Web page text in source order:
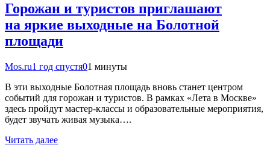
Горожан и туристов приглашают
на яркие выходные на Болотной
площади
Mos.ru1 год спустя01 минуты
В эти выходные Болотная площадь вновь станет центром
событий для горожан и туристов. В рамках «Лета в Москве»
здесь пройдут мастер-классы и образовательные мероприятия,
будет звучать живая музыка….
Читать далее